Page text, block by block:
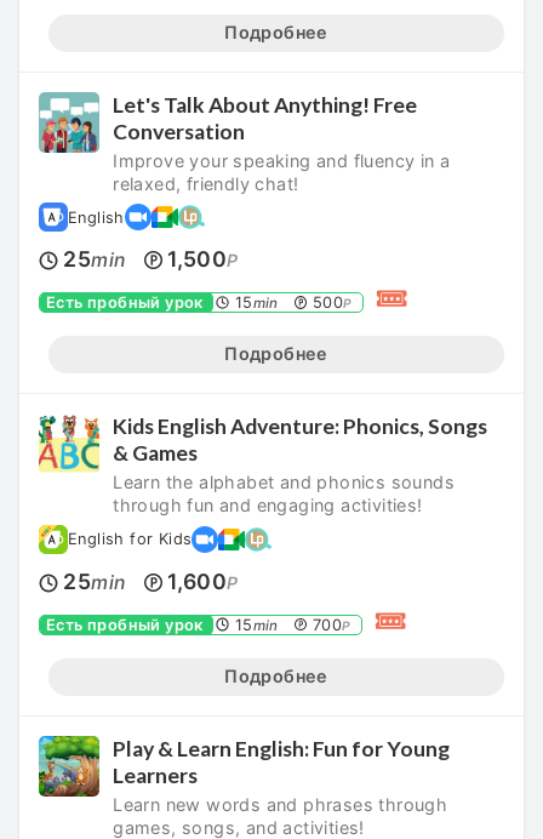
Подробнее
Let's Talk About Anything! Free
Conversation
Improve your speaking and fluency in a
relaxed, friendly chat!
English
25min 1,500P
Есть пробный урок 15min 500P
Подробнее
Kids English Adventure: Phonics, Songs
& Games
Learn the alphabet and phonics sounds
through fun and engaging activities!
English for Kids
25min 1,600P
Есть пробный урок 15min 700P
Подробнее
Play & Learn English: Fun for Young
Learners
Learn new words and phrases through
games, songs, and activities!